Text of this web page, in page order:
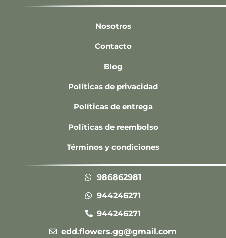
Nosotros
Contacto
Blog
Políticas de privacidad
Políticas de entrega
Políticas de reembolso
Términos y condiciones
986862981
944246271
944246271
edd.flowers.gg@gmail.com